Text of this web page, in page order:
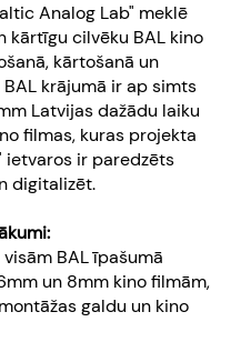
Analog Lab" meklē
kārtīgu cilvēku BAL kino
kārtošanā un
BAL krājumā ir ap simts
Latvijas dažādu laiku
filmas, kuras projekta
ietvaros ir paredzēts
digitalizēt.
BAL īpašumā
un 8mm kino filmām,
galdu un kino